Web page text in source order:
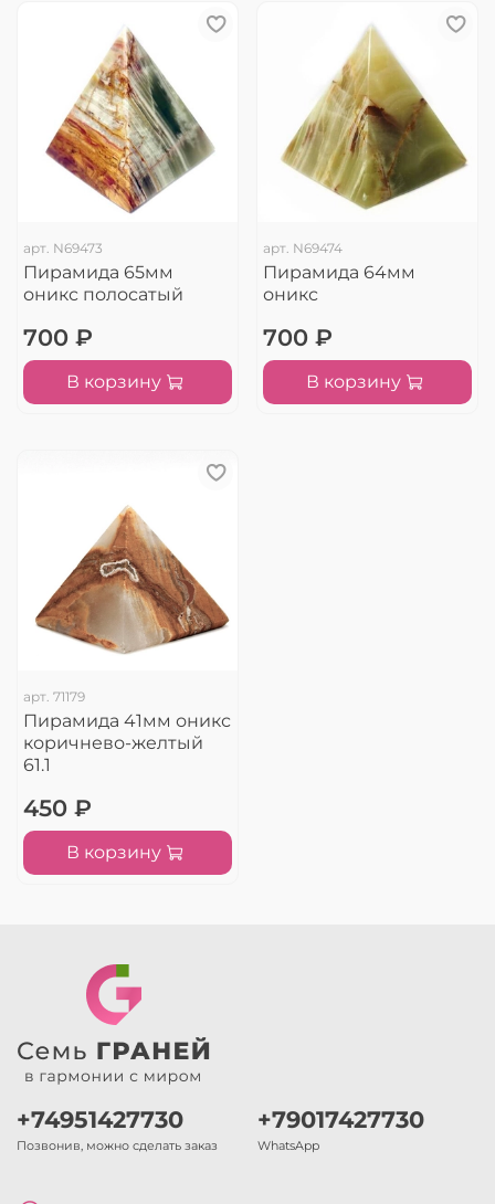
арт. N69473
Пирамида 65мм
оникс полосатый
700 ₽
В корзину
арт. N69474
Пирамида 64мм
оникс
700 ₽
В корзину
арт. 71179
Пирамида 41мм оникс
коричнево-желтый
61.1
450 ₽
В корзину
+74951427730
Позвонив, можно сделать заказ
+79017427730
WhatsApp